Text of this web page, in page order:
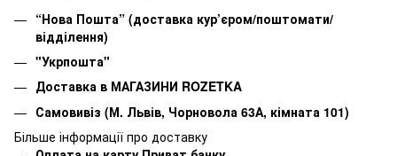
“Нова Пошта” (доставка кур’єром/поштомати/
відділення)
"Укрпошта"
Доставка в МАГАЗИНИ ROZETKA
Самовивіз (М. Львів, Чорновола 63А, кімната 101)
Більше інформації про доставку